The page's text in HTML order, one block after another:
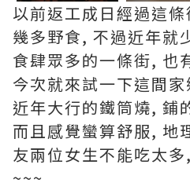
以前返工成日經過這
幾多野食, 不過近年就
食肆眾多的一條街, 也
今次就來試一下這間
近年大行的鐵筒燒, 鋪
而且感覺蠻算舒服, 地
友兩位女生不能吃太
~~~